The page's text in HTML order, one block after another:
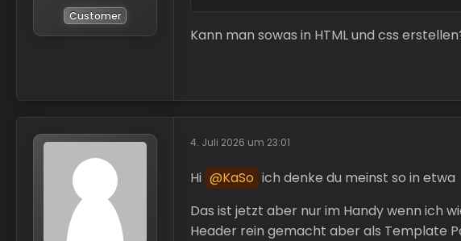
Customer
Kann man sowas in HTML und css
4. Juli 2026 um 23:01
Hi KaSo ich denke du meinst so in etwa
Das ist jetzt aber nur im Handy wenn ich
Header rein gemacht aber als Template